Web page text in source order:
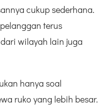
cukup sederhana.
terus
wilayah lain juga
hanya soal
ruko yang lebih besar.